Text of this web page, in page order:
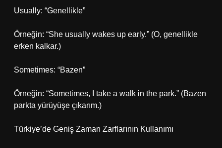
Usually: “Genellikle”
Örneğin: “She usually wakes up early.” (O, genellikle
erken kalkar.)
Sometimes: “Bazen”
Örneğin: “Sometimes, I take a walk in the park.” (Bazen
parkta yürüyüşe çıkarım.)
Türkiye’de Geniş Zaman Zarflarının Kullanımı